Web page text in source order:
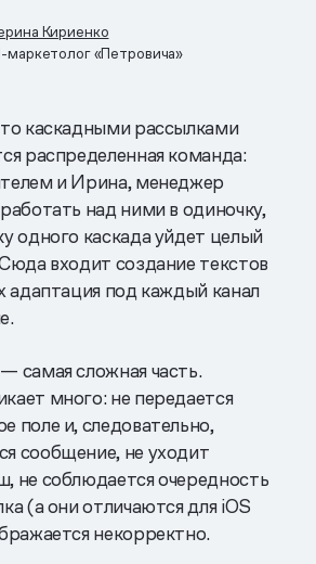
Кириенко
маркетолог «Петровича»
каскадными рассылками
распределенная команда:
и Ирина, менеджер
над ними в одиночку,
одного каскада уйдет целый
входит создание текстов
адаптация под каждый канал
самая сложная часть.
много: не передается
поле и, следовательно,
сообщение, не уходит
не соблюдается очередность
(а они отличаются для iOS
некорректно.